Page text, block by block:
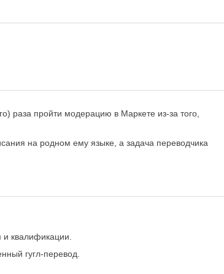
раза пройти модерацию в Маркете из-за того,
на родном ему языке, а задача переводчика
и квалификации.
гугл-перевод.